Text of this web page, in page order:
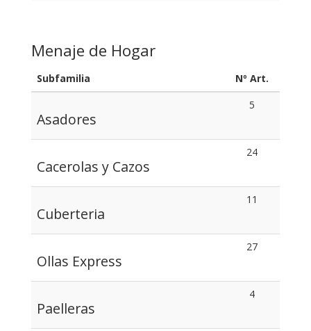
Menaje de Hogar
Subfamilia Nº Art.
Asadores
5
Cacerolas y Cazos
24
Cuberteria
11
Ollas Express
27
Paelleras
4